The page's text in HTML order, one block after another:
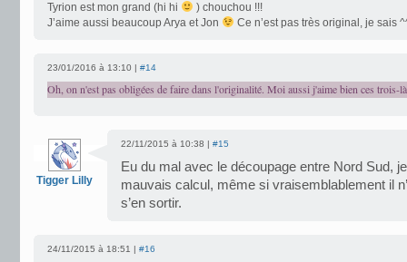
Tyrion est mon grand (hi hi
) chouchou !!!
J’aime aussi beaucoup Arya et Jon
Ce n’est pas très original, je sais
23/01/2016 à 13:10 | #14
Oh, on n'est pas obligées de faire dans l'originalité. Moi aussi j'aime bien ces trois-
Tigger Lilly
22/11/2015 à 10:38 | #15
Eu du mal avec le découpage entre Nord Sud,
mauvais calcul, même si vraisemblablement il
s’en sortir.
24/11/2015 à 18:51 | #16